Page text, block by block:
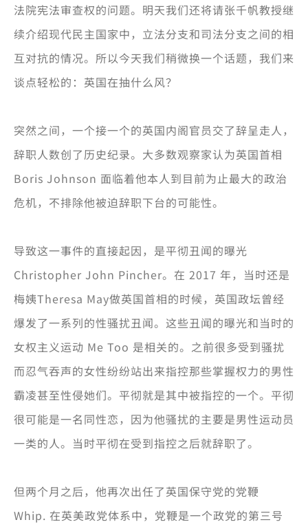
法院宪法审查权的问题。明天我们还将请张千帆教授继
续介绍现代民主国家中，立法分支和司法分支之间的相
互对抗的情况。所以今天我们稍微换一个话题，我们来
谈点轻松的：英国在抽什么风？
突然之间，一个接一个的英国内阁官员交了辞呈走人，
辞职人数创了历史纪录。大多数观察家认为英国首相
Boris Johnson 面临着他本人到目前为止最大的政治
危机，不排除他被迫辞职下台的可能性。
导致这一事件的直接起因，是平彻丑闻的曝光
Christopher John Pincher。在 2017 年，当时还是
梅姨Theresa May做英国首相的时候，英国政坛曾经
爆发了一系列的性骚扰丑闻。这些丑闻的曝光和当时的
女权主义运动 Me Too 是相关的。之前很多受到骚扰
而忍气吞声的女性纷纷站出来指控那些掌握权力的男性
霸凌甚至性侵她们。平彻就是其中被指控的一个。平彻
很可能是一名同性恋，因为他骚扰的主要是男性运动员
一类的人。当时平彻在受到指控之后就辞职了。
但两个月之后，他再次出任了英国保守党的党鞭
Whip. 在英美政党体系中，党鞭是一个政党的第三号